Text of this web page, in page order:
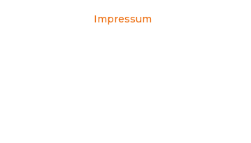
Impressum